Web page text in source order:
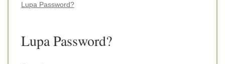
Lupa Password?
Lupa Password?